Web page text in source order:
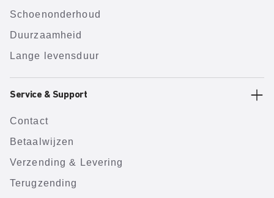
Schoenonderhoud
Duurzaamheid
Lange levensduur
Service & Support
Contact
Betaalwijzen
Verzending & Levering
Terugzending